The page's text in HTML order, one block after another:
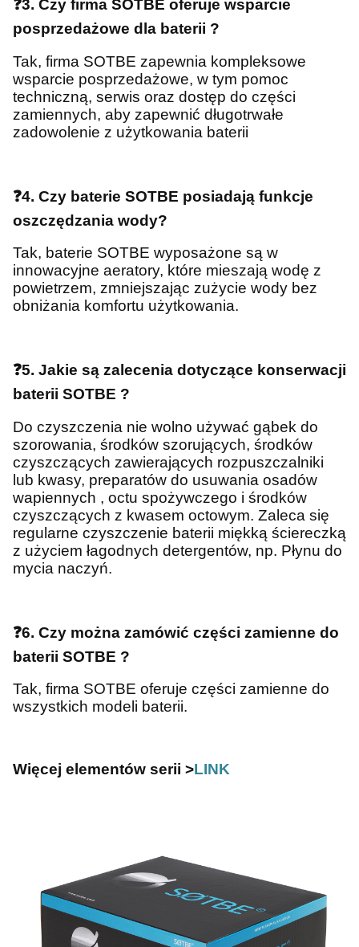
❓3. Czy firma SOTBE oferuje wsparcie
posprzedażowe dla baterii ?
Tak, firma SOTBE zapewnia kompleksowe
wsparcie posprzedażowe, w tym pomoc
techniczną, serwis oraz dostęp do części
zamiennych, aby zapewnić długotrwałe
zadowolenie z użytkowania baterii
❓4. Czy baterie SOTBE posiadają funkcje
oszczędzania wody?
Tak, baterie SOTBE wyposażone są w
innowacyjne aeratory, które mieszają wodę z
powietrzem, zmniejszając zużycie wody bez
obniżania komfortu użytkowania.
❓5. Jakie są zalecenia dotyczące konserwacji
baterii SOTBE ?
Do czyszczenia nie wolno używać gąbek do
szorowania, środków szorujących, środków
czyszczących zawierających rozpuszczalniki
lub kwasy, preparatów do usuwania osadów
wapiennych , octu spożywczego i środków
czyszczących z kwasem octowym. Zaleca się
regularne czyszczenie baterii miękką ściereczką
z użyciem łagodnych detergentów, np. Płynu do
mycia naczyń.
❓6. Czy można zamówić części zamienne do
baterii SOTBE ?
Tak, firma SOTBE oferuje części zamienne do
wszystkich modeli baterii.
Więcej elementów serii >LINK